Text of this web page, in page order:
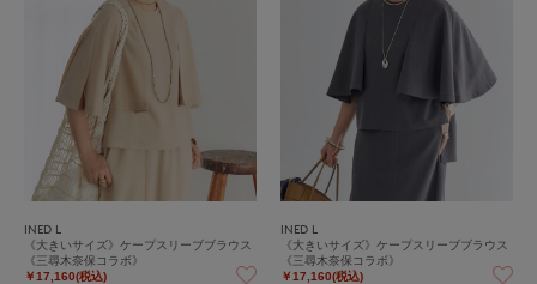
INED L
《大きいサイズ》ケープスリーブブラウス
《三尋木奈保コラボ》
￥17,160(税込)
INED L
《大きいサイズ》ケープスリーブブラウス
《三尋木奈保コラボ》
￥17,160(税込)